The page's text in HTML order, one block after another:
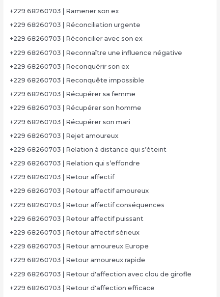
+229 68260703 | Ramener son ex
+229 68260703 | Réconciliation urgente
+229 68260703 | Réconcilier avec son ex
+229 68260703 | Reconnaître une influence négative
+229 68260703 | Reconquérir son ex
+229 68260703 | Reconquête impossible
+229 68260703 | Récupérer sa femme
+229 68260703 | Récupérer son homme
+229 68260703 | Récupérer son mari
+229 68260703 | Rejet amoureux
+229 68260703 | Relation à distance qui s’éteint
+229 68260703 | Relation qui s’effondre
+229 68260703 | Retour affectif
+229 68260703 | Retour affectif amoureux
+229 68260703 | Retour affectif conséquences
+229 68260703 | Retour affectif puissant
+229 68260703 | Retour affectif sérieux
+229 68260703 | Retour amoureux Europe
+229 68260703 | Retour amoureux rapide
+229 68260703 | Retour d'affection avec clou de girofle
+229 68260703 | Retour d'affection efficace